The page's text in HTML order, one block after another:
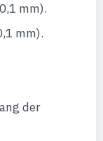
mm).
mm).
der